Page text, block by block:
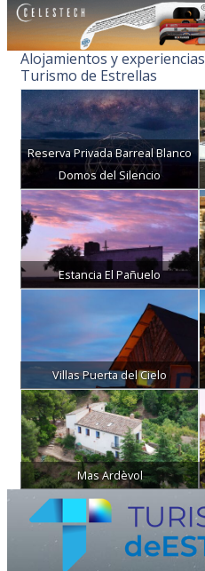
Alojamientos y
Turismo de Estrellas
Reserva Privada Barreal Blanco
Domos del Silencio
Estancia El Pañuelo
Villas Puerta del Cielo
Mas Ardèvol